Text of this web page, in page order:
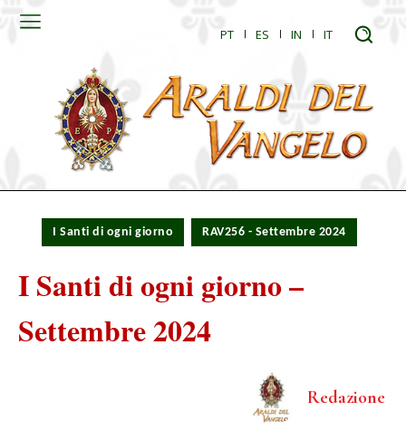
PT ES IN IT
I Santi di ogni giorno RAV256 - Settembre 2024
I Santi di ogni giorno –
Settembre 2024
Redazione